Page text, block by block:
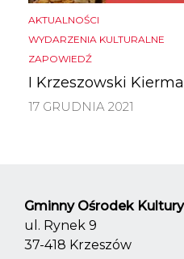
AKTUALNOŚCI
WYDARZENIA KULTURALNE
ZAPOWIEDŹ
I Krzeszowski
17 GRUDNIA 2021
Gminny Ośrodek
ul. Rynek 9
37-418 Krzeszów